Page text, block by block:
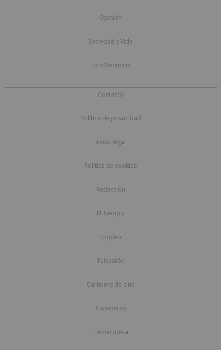
Opinión
Sociedad y Vida
Foto Denuncia
Contacto
Política de privacidad
Aviso legal
Política de cookies
Redacción
El Tiempo
Empleo
Televisión
Cartelera de cine
Carreteras
Hemeroteca